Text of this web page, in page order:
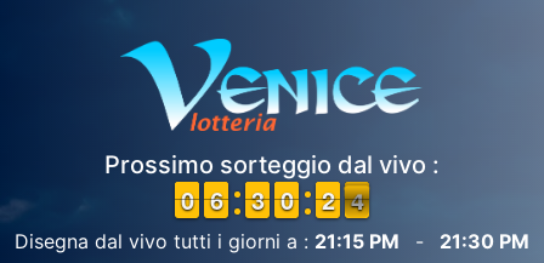
Prossimo sorteggio dal vivo :
9
9
0
0 5
5
6
6 2
2
3
3 9
9
0
0 1
1
2
2 4
3
3
Disegna dal vivo tutti i giorni a : 21:15 PM - 21:30 PM